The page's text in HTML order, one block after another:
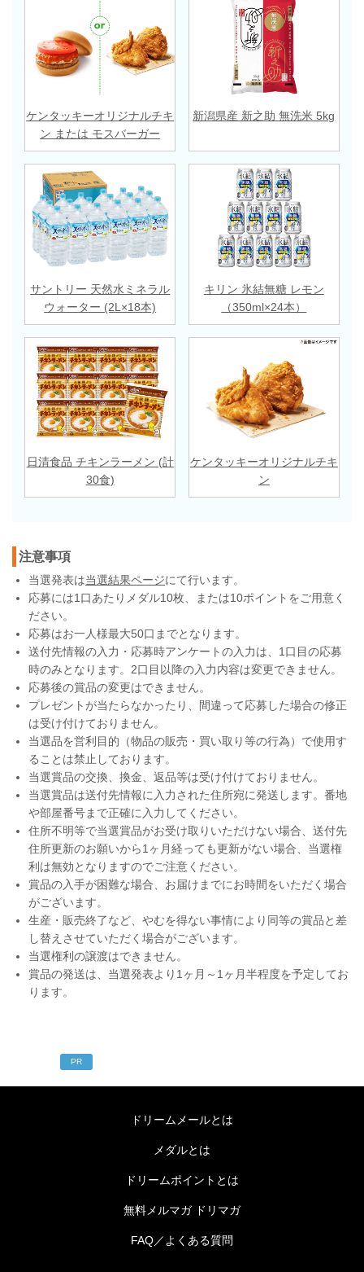
ケンタッキーオリジナルチキ
ン または モスバーガー
新潟県産 新之助 無洗米 5kg
サントリー 天然水ミネラル
ウォーター (2L×18本)
キリン 氷結無糖 レモン
（350ml×24本）
日清食品 チキンラーメン (計
30食)
ケンタッキーオリジナルチキ
ン
注意事項
当選発表は当選結果ページにて行います。
応募には1口あたりメダル10枚、または10ポイントをご用意く
ださい。
応募はお一人様最大50口までとなります。
送付先情報の入力・応募時アンケートの入力は、1口目の応募
時のみとなります。2口目以降の入力内容は変更できません。
応募後の賞品の変更はできません。
プレゼントが当たらなかったり、間違って応募した場合の修正
は受け付けておりません。
当選品を営利目的（物品の販売・買い取り等の行為）で使用す
ることは禁止しております。
当選賞品の交換、換金、返品等は受け付けておりません。
当選賞品は送付先情報に入力された住所宛に発送します。番地
や部屋番号まで正確に入力してください。
住所不明等で当選賞品がお受け取りいただけない場合、送付先
住所更新のお願いから1ヶ月経っても更新がない場合、当選権
利は無効となりますのでご注意ください。
賞品の入手が困難な場合、お届けまでにお時間をいただく場合
がございます。
生産・販売終了など、やむを得ない事情により同等の賞品と差
し替えさせていただく場合がございます。
当選権利の譲渡はできません。
賞品の発送は、当選発表より1ヶ月～1ヶ月半程度を予定してお
ります。
PR
ドリームメールとは
メダルとは
ドリームポイントとは
無料メルマガ ドリマガ
FAQ／よくある質問